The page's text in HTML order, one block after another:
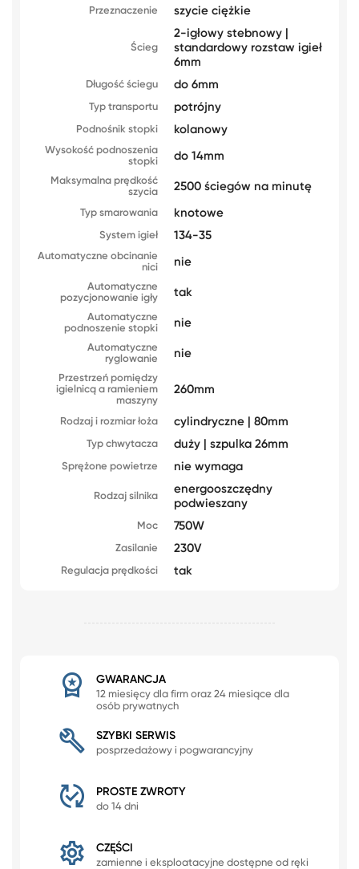
Przeznaczenie szycie ciężkie
Ścieg
2-igłowy stebnowy |
standardowy rozstaw igieł
6mm
Długość ściegu do 6mm
Typ transportu potrójny
Podnośnik stopki kolanowy
Wysokość podnoszenia
stopki
do 14mm
Maksymalna prędkość
szycia
2500 ściegów na minutę
Typ smarowania knotowe
System igieł 134-35
Automatyczne obcinanie
nici
nie
Automatyczne
pozycjonowanie igły
tak
Automatyczne
podnoszenie stopki
nie
Automatyczne
ryglowanie
nie
Przestrzeń pomiędzy
igielnicą a ramieniem
maszyny
260mm
Rodzaj i rozmiar łoża cylindryczne | 80mm
Typ chwytacza duży | szpulka 26mm
Sprężone powietrze nie wymaga
Rodzaj silnika
energooszczędny
podwieszany
Moc 750W
Zasilanie 230V
Regulacja prędkości tak
GWARANCJA
12 miesięcy dla firm oraz 24 miesiące dla
osób prywatnych
SZYBKI SERWIS
posprzedażowy i pogwarancyjny
PROSTE ZWROTY
do 14 dni
CZĘŚCI
zamienne i eksploatacyjne dostępne od ręki